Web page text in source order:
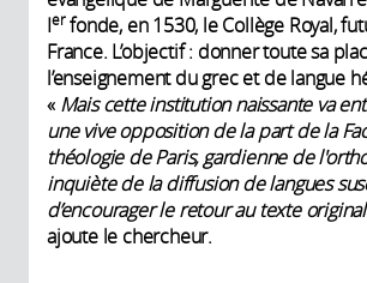
Ierfonde, en 1530, le Collège Royal,
France. L’objectif : donner toute sa
l’enseignement du grec et de langue
« Mais cette institution naissante va
une vive opposition de la part de la
théologie de Paris, gardienne de l'
inquiète de la diffusion de langues
d’encourager le retour au texte
ajoute le chercheur.